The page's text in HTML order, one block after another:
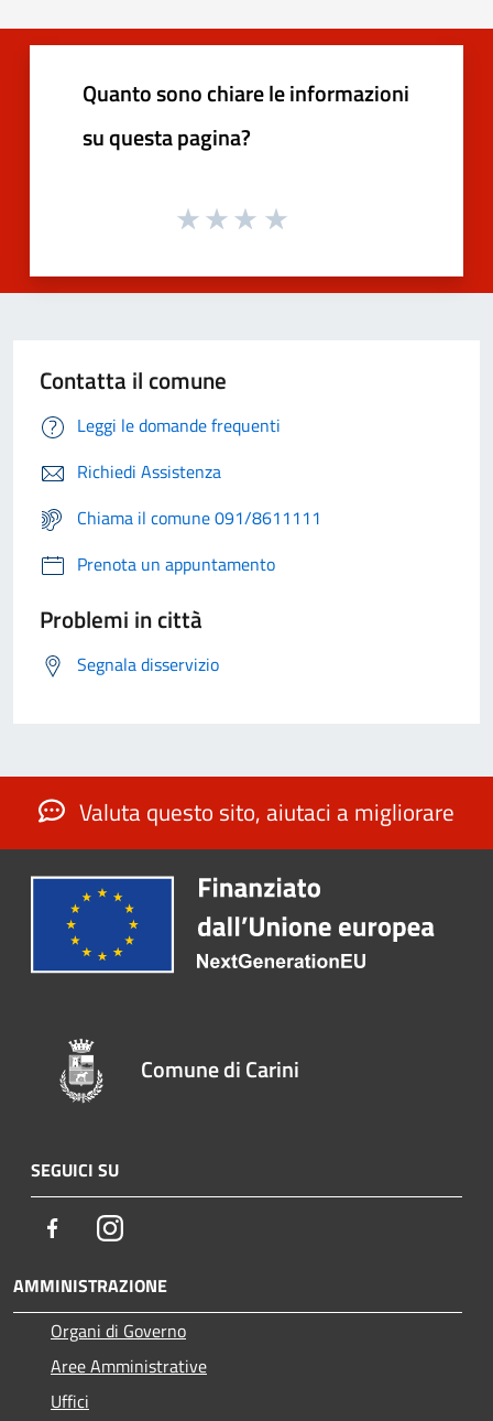
Quanto sono chiare le informazioni
su questa pagina?
Contatta il comune
Leggi le domande frequenti
Richiedi Assistenza
Chiama il comune 091/8611111
Prenota un appuntamento
Problemi in città
Segnala disservizio
Valuta questo sito, aiutaci a migliorare
Comune di Carini
SEGUICI SU
FacebookInstagram
AMMINISTRAZIONE
Organi di Governo
Aree Amministrative
Uffici